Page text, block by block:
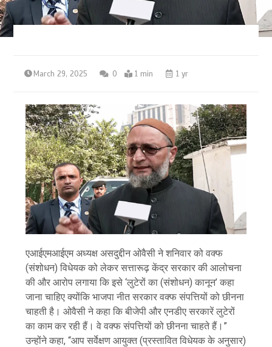
March 29, 2025 0 1 min 1 yr
एआईएमआईएम अध्यक्ष असदुद्दीन ओवैसी ने शनिवार को वक्फ
(संशोधन) विधेयक को लेकर सत्तारूढ़ केंद्र सरकार की आलोचना
की और आरोप लगाया कि इसे ‘लुटेरों का (संशोधन) कानून’ कहा
जाना चाहिए क्योंकि भाजपा नीत सरकार वक्फ संपत्तियों को छीनना
चाहती है। ओवैसी ने कहा कि बीजेपी और एनडीए सरकारें लुटेरों
का काम कर रही हैं। वे वक्फ संपत्तियों को छीनना चाहते हैं।”
उन्होंने कहा, “आप सर्वेक्षण आयुक्त (प्रस्तावित विधेयक के अनुसार)